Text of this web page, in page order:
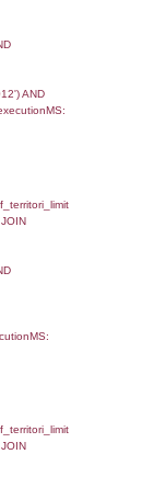
=
=
AND
FROM
ON
=
=